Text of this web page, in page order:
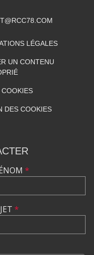
LÉGALES
UN CONTENU
DES COOKIES
*
*